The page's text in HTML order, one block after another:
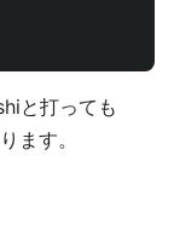
と打っても
ます。